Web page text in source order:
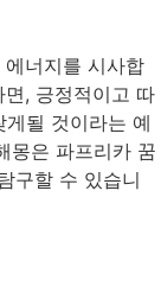
너지를 시사합
, 긍정적이고 따
될 것이라는 예
몽은 파프리카 꿈
구할 수 있습니